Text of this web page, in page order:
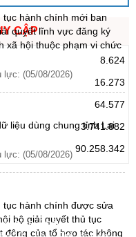
hành chính mới ban
quyết lĩnh vực đăng ký
xã hội thuộc phạm vi chức
lực: (05/08/2026)
liệu dùng chung tỉnh Lai
lực: (05/08/2026)
tục hành chính được sửa
bộ giải quyết thủ tục
động của tổ hợp tác không
CẬP
8.624
16.273
64.577
3.741.882
90.258.342
TỈNH LAI CHÂU
tỉnh Lai Châu